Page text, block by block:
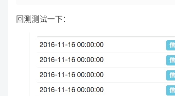
回测测试一下：